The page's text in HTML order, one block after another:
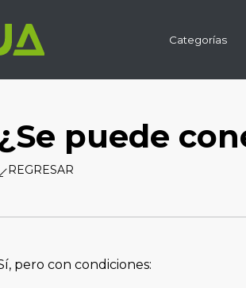
Categorías
REGRESAR
puede
pero con condiciones: